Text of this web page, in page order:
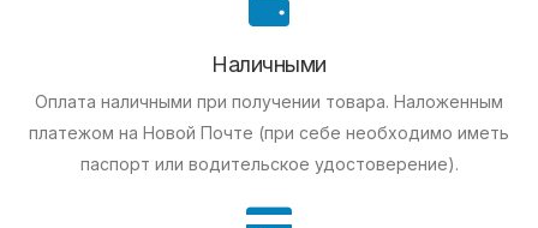
Наличными
Оплата наличными при получении товара. Наложенным
платежом на Новой Почте (при себе необходимо иметь
паспорт или водительское удостоверение).